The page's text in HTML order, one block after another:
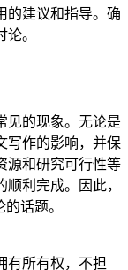
的建议和指导。确
。
见的现象。无论是
写作的影响，并保
源和研究可行性等
利完成。因此，
话题。
有所有权，不担